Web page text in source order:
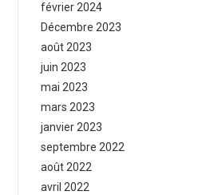
février 2024
Décembre 2023
août 2023
juin 2023
mai 2023
mars 2023
janvier 2023
septembre 2022
août 2022
avril 2022